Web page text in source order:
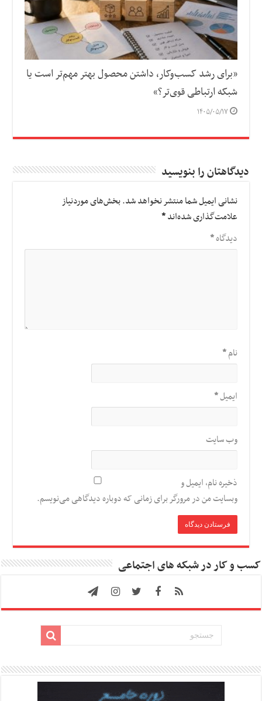
«برای رشد کسب‌وکار، داشتن محصول بهتر مهم‌تر است یا
شبکه ارتباطی قوی‌تر؟»
۱۴۰۵/۰۵/۱۷
دیدگاهتان را بنویسید
نشانی ایمیل شما منتشر نخواهد شد.بخش‌های موردنیاز
علامت‌گذاری شده‌اند*
دیدگاه*
نام*
ایمیل*
وب‌ سایت
ذخیره نام، ایمیل و
وبسایت من در مرورگر برای زمانی که دوباره دیدگاهی می‌نویسم.
کسب و کار در شبکه های اجتماعی